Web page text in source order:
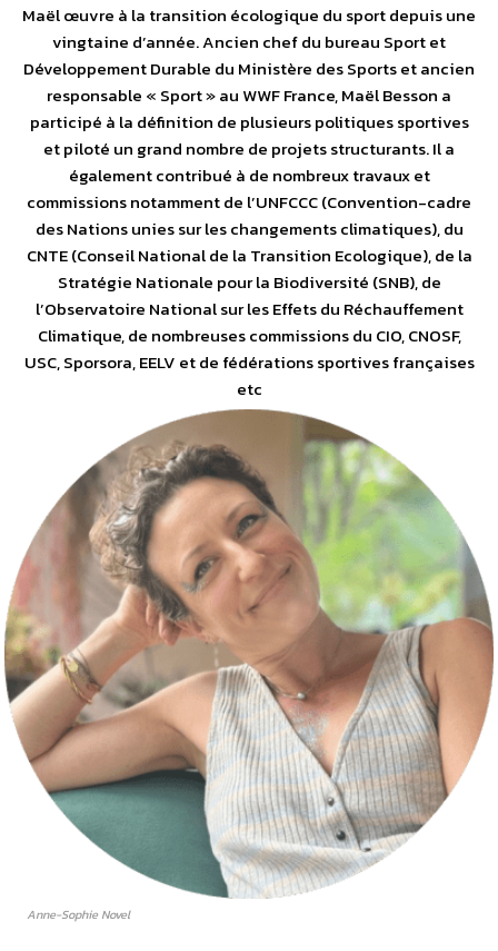
Maël œuvre à la transition écologique du sport depuis une
vingtaine d’année. Ancien chef du bureau Sport et
Développement Durable du Ministère des Sports et ancien
responsable « Sport » au WWF France, Maël Besson a
participé à la définition de plusieurs politiques sportives
et piloté un grand nombre de projets structurants. Il a
également contribué à de nombreux travaux et
commissions notamment de l’UNFCCC (Convention-cadre
des Nations unies sur les changements climatiques), du
CNTE (Conseil National de la Transition Ecologique), de la
Stratégie Nationale pour la Biodiversité (SNB), de
l’Observatoire National sur les Effets du Réchauffement
Climatique, de nombreuses commissions du CIO, CNOSF,
USC, Sporsora, EELV et de fédérations sportives françaises
etc
Anne-Sophie Novel